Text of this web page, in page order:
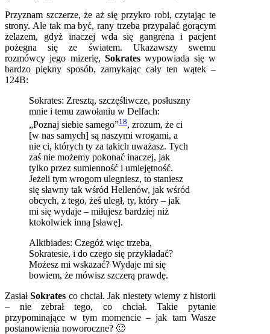
Przyznam szczerze, że aż się przykro robi, czytając te
strony. Ale tak ma być, rany trzeba przypalać gorącym
żelazem, gdyż inaczej wda się gangrena i pacjent
pożegna się ze światem. Ukazawszy swemu
rozmówcy jego mizerię, Sokrateswypowiada się w
bardzo piękny sposób, zamykając cały ten wątek –
124B:
Sokrates: Zresztą, szczęśliwcze, posłuszny
mnie i temu zawołaniu w Delfach:
„Poznaj siebie samego”18, zrozum, że ci
[w nas samych] są naszymi wrogami, a
nie ci, których ty za takich uważasz. Tych
zaś nie możemy pokonać inaczej, jak
tylko przez sumienność i umiejętność.
Jeżeli tym wrogom ulegniesz, to staniesz
się sławny tak wśród Hellenów, jak wśród
obcych, z tego, żeś uległ, ty, który – jak
mi się wydaje – miłujesz bardziej niż
ktokolwiek inną [sławę].
Alkibiades: Czegóż więc trzeba,
Sokratesie, i do czego się przykładać?
Możesz mi wskazać? Wydaje mi się
bowiem, że mówisz szczerą prawdę.
ZasiałSokrates co chciał. Jak niestety wiemy z historii
– nie zebrał tego, co chciał. Takie pytanie
przypominające w tym momencie – jak tam Wasze
postanowienia noworoczne? 🙂